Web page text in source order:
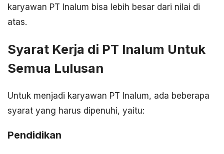
karyawan PT Inalum bisa lebih besar dari nilai di
atas.
Syarat Kerja di PT Inalum Untuk
Semua Lulusan
Untuk menjadi karyawan PT Inalum, ada beberapa
syarat yang harus dipenuhi, yaitu:
Pendidikan